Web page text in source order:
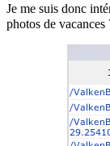
Je me suis donc
photos de